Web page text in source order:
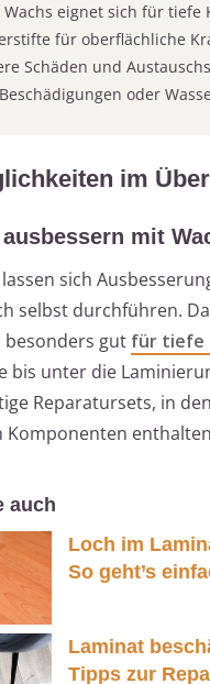
eignet sich für tiefe
für oberflächliche
Schäden und
oder
im
mit
sich
selbst durchführen.
besonders gut für tiefe
bis unter die
Reparatursets, in
Komponenten
auch
Loch im
So geht’s
Laminat
Tipps zur